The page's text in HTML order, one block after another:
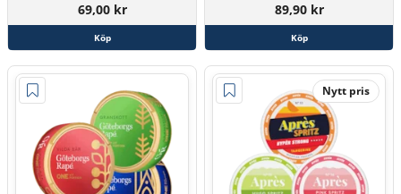
69,00 kr
Köp
89,90 kr
Köp
Nytt pris